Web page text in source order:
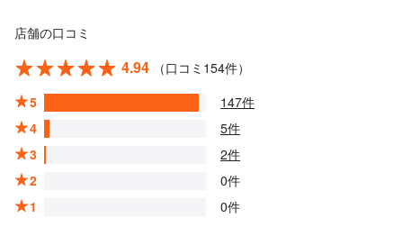
店舗の口コミ
4.94
（口コミ154件）
5
147件
4
5件
3
2件
2
0件
1
0件